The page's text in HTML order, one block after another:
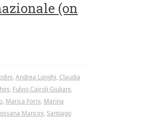
(on
, Andrea Longhi, Claudia
, Fulvio Cairoli Giuliani,
, Marica Forni, Marina
Mancini, Santiago